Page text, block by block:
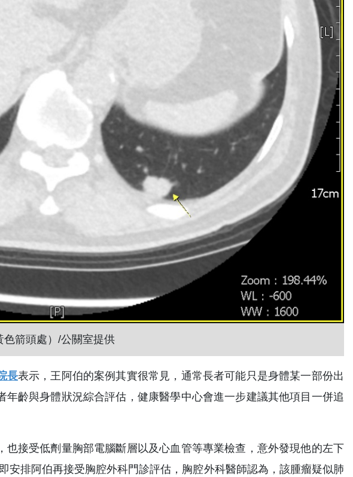
箭頭處）/公關室提供
長表示，王阿伯的案例其實很常見，通常長者可能只是身體某一部份出
齡與身體狀況綜合評估，健康醫學中心會進一步建議其他項目一併追
接受低劑量胸部電腦斷層以及心血管等專業檢查，意外發現他的左下
安排阿伯再接受胸腔外科門診評估，胸腔外科醫師認為，該腫瘤疑似肺